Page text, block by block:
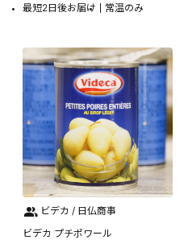
最短2日後お届け 常温のみ
ビデカ / 日仏商事
ビデカ プチポワール